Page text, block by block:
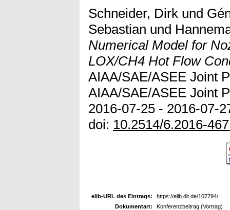
Schneider, Dirk und
Sebastian und
Numerical Model for
LOX/CH4 Hot Flow
AIAA/SAE/ASEE Joint
AIAA/SAE/ASEE Joint
2016-07-25 - 2016-07-
doi: 10.2514/6.2016-
elib-URL des Eintrags:
https://elib.dlr.de/107794/
Dokumentart:
Konferenzbeitrag (Vortrag)